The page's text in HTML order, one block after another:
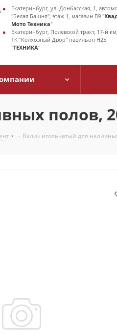
Екатеринбург, ул. Донбасская, 1,
"Белая Башня", этаж 1, магазин В9 "
Мото Техника"
Екатеринбург, Полевской тракт, 17-й
ТК "Колхозный Двор" павильон Н25
"ТЕХНИКА"
полов,
- Валик игольчатый для